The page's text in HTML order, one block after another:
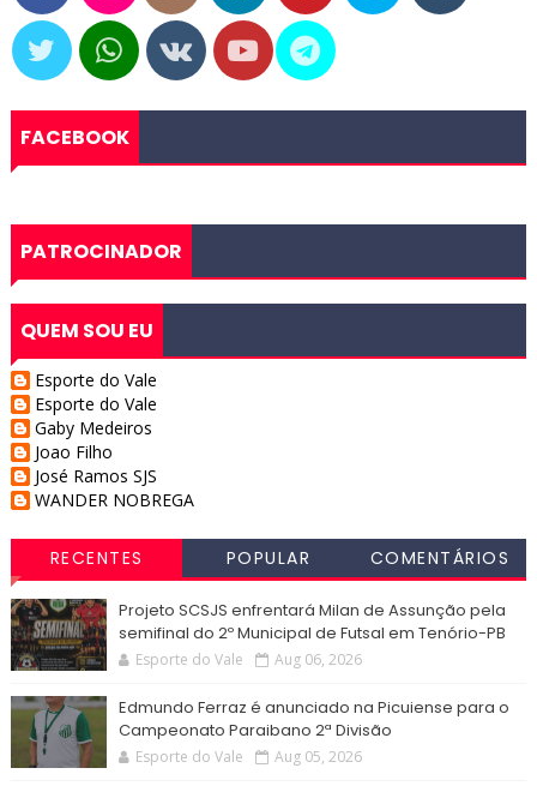
FACEBOOK
PATROCINADOR
QUEM SOU EU
Esporte do Vale
Esporte do Vale
Gaby Medeiros
Joao Filho
José Ramos SJS
WANDER NOBREGA
RECENTES POPULAR COMENTÁRIOS
Projeto SCSJS enfrentará Milan de Assunção pela
semifinal do 2º Municipal de Futsal em Tenório-PB
Esporte do Vale Aug 06, 2026
Edmundo Ferraz é anunciado na Picuiense para o
Campeonato Paraibano 2ª Divisão
Esporte do Vale Aug 05, 2026